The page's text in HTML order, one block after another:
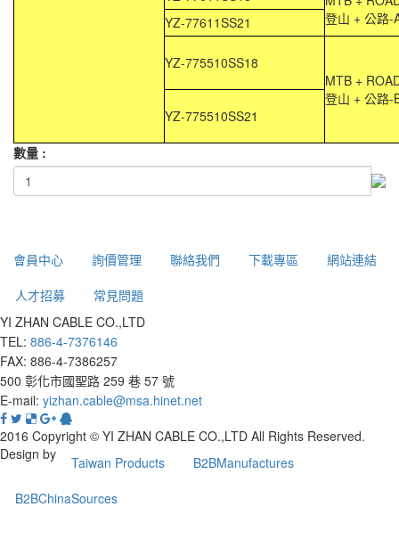
登山 + 公路-
YZ-77611SS21
YZ-775510SS18
MTB +
登山 + 公路-
YZ-775510SS21
數量 :
會員中心 詢價管理 聯絡我們 下載專區
網站連結
人才招募
常見問題
YI ZHAN CABLE CO.,LTD
TEL: 886-4-7376146
FAX: 886-4-7386257
500 彰化市國聖路 259 巷 57 號
E-mail: yizhan.cable@msa.hinet.net
2016 Copyright © YI ZHAN CABLE CO.,LTD All Rights Reserved.
Design by
Taiwan Products
B2BManufactures
B2BChinaSources